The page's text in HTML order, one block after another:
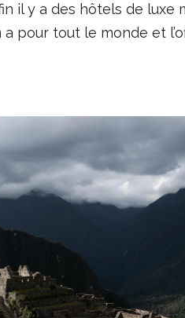
il y a des hôtels de
pour tout le monde et